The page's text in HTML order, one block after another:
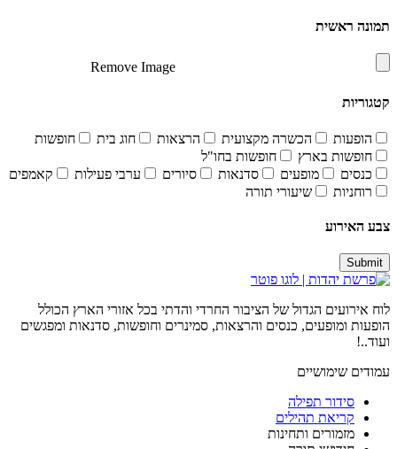
תמונה ראשית
Remove Image
קטגוריות
הופעות הכשרה מקצועית הרצאות חוג בית
חופשות
חופשות בארץ
חופשות בחו"ל
כנסים
מופעים סדנאות סיורים ערבי פעילות
קאמפים
רוחניות
שיעורי תורה
צבע האירוע
Submit
לוח אירועים הגדול של הציבור החרדי והדתי בכל אזורי הארץ הכולל
הופעות ומופעים, כנסים והרצאות, סמינרים וחופשות, סדנאות ומפגשים
ועוד..!
עמודים שימושיים
סידור תפילה
קריאת תהילים
מזמורים ותחינות